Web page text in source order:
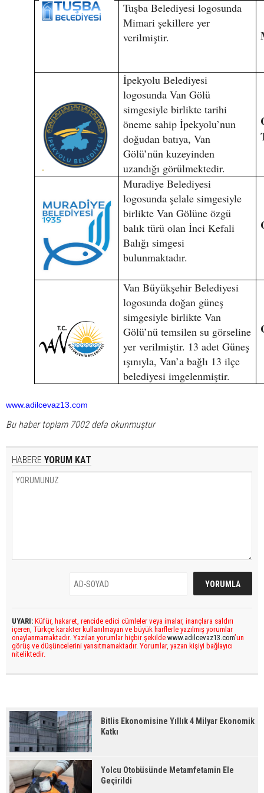
Tuşba Belediyesi logosunda
Mimari şekillere yer
verilmiştir.
İpekyolu Belediyesi
logosunda Van Gölü
simgesiyle birlikte tarihi
öneme sahip İpekyolu’nun
doğudan batıya, Van
Gölü’nün kuzeyinden
uzandığı görülmektedir.
Muradiye Belediyesi
logosunda şelale simgesiyle
birlikte Van Gölüne özgü
balık türü olan İnci Kefali
Balığı simgesi
bulunmaktadır.
Van Büyükşehir Belediyesi
logosunda doğan güneş
simgesiyle birlikte Van
Gölü’nü temsilen su görseline
yer verilmiştir. 13 adet Güneş
ışınıyla, Van’a bağlı 13 ilçe
belediyesi imgelenmiştir.
www.adilcevaz13.com
Bu haber toplam 7002 defa okunmuştur
HABERE YORUM KAT
UYARI: Küfür, hakaret, rencide edici cümleler veya imalar, inançlara saldırı
içeren, Türkçe karakter kullanılmayan ve büyük harflerle yazılmış yorumlar
onaylanmamaktadır. Yazılan yorumlar hiçbir şekilde www.adilcevaz13.com’un
görüş ve düşüncelerini yansıtmamaktadır. Yorumlar, yazan kişiyi bağlayıcı
niteliktedir.
Bitlis Ekonomisine Yıllık 4 Milyar Ekonomik
Katkı
Yolcu Otobüsünde Metamfetamin Ele
Geçirildi